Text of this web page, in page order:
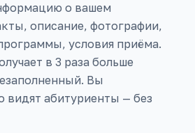
о вашем
описание, фотографии,
условия приёма.
в 3 раза больше
Вы
видят абитуриенты — без